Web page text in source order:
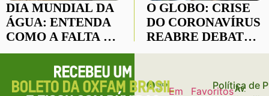
DIA MUNDIAL DA
ÁGUA: ENTENDA
COMO A FALTA DE
ÁGUA PODE
COLOCAR VIDAS
EM RISCO
O GLOBO: CRISE
DO CORONAVÍRUS
REABRE DEBATE
SOBRE RENDA
Em
FavoritosPolítica de
Av.